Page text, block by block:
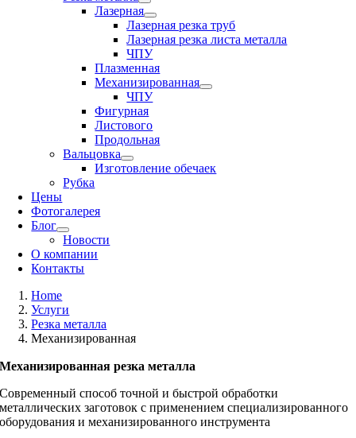
Лазерная
Лазерная резка труб
Лазерная резка листа металла
ЧПУ
Плазменная
Механизированная
ЧПУ
Фигурная
Листового
Продольная
Вальцовка
Изготовление обечаек
Рубка
Цены
Фотогалерея
Блог
Новости
О компании
Контакты
Home
Услуги
Резка металла
Механизированная
Механизированная резка металла
Современный способ точной и быстрой обработки
металлических заготовок с применением специализированного
оборудования и механизированного инструмента